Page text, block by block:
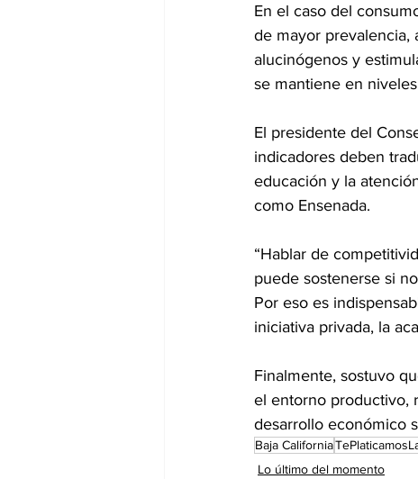
En el caso del
de mayor prevalencia,
alucinógenos y
se mantiene en
El presidente del
indicadores deben
educación y la
como Ensenada.
“Hablar de
puede sostenerse si
Por eso es
iniciativa privada, la
Finalmente, sostuvo
el entorno productivo,
desarrollo económico
Baja California
Lo último del momento